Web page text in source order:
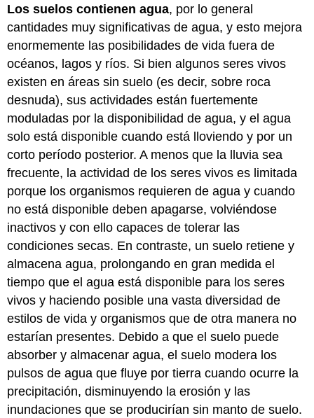
Los suelos contienen agua, por lo general
cantidades muy significativas de agua, y esto mejora
enormemente las posibilidades de vida fuera de
océanos, lagos y ríos. Si bien algunos seres vivos
existen en áreas sin suelo (es decir, sobre roca
desnuda), sus actividades están fuertemente
moduladas por la disponibilidad de agua, y el agua
solo está disponible cuando está lloviendo y por un
corto período posterior. A menos que la lluvia sea
frecuente, la actividad de los seres vivos es limitada
porque los organismos requieren de agua y cuando
no está disponible deben apagarse, volviéndose
inactivos y con ello capaces de tolerar las
condiciones secas. En contraste, un suelo retiene y
almacena agua, prolongando en gran medida el
tiempo que el agua está disponible para los seres
vivos y haciendo posible una vasta diversidad de
estilos de vida y organismos que de otra manera no
estarían presentes. Debido a que el suelo puede
absorber y almacenar agua, el suelo modera los
pulsos de agua que fluye por tierra cuando ocurre la
precipitación, disminuyendo la erosión y las
inundaciones que se producirían sin manto de suelo.